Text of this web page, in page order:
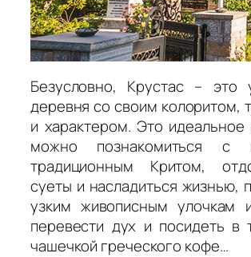
Безусловно, Крустас – это
деревня со своим колоритом,
и характером. Это идеальное
можно познакомиться с
традиционным Критом,
суеты и насладиться жизнью,
узким живописным улочкам
перевести дух и посидеть в
чашечкой греческого кофе…